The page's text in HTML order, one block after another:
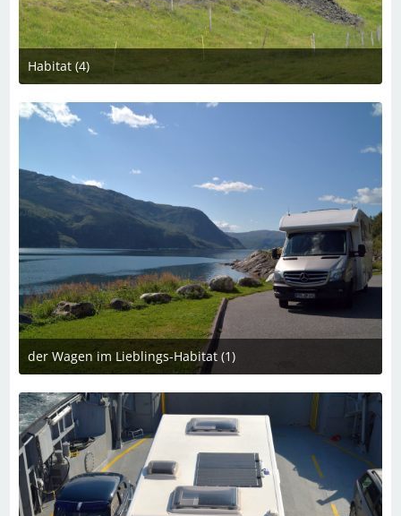
Habitat (4)
10. Oktober 2024 um 20:03
der Wagen im Lieblings-Habitat (1)
8. Oktober 2024 um 22:06